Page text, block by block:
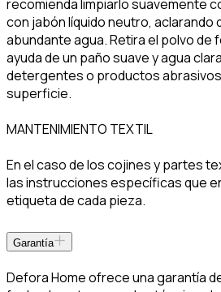
recomienda limpiarlo suavemente
con jabón líquido neutro, aclarando
abundante agua. Retira el polvo de
ayuda de un paño suave y agua
detergentes o productos abrasivos
superficie.
MANTENIMIENTO TEXTIL
En el caso de los cojines y partes
las instrucciones específicas que
etiqueta de cada pieza.
Garantía
Defora Home ofrece una garantía